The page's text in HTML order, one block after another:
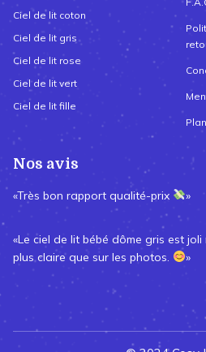
Ciel de lit coton
Ciel de lit gris
Ciel de lit rose
Ciel de lit vert
Ciel de lit fille
Nos avis
«Très bon rapport qualité-prix »
«Le ciel de lit bébé dôme gris est
plus claire que sur les photos.
»